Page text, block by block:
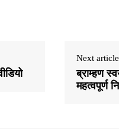
Next article
ब्राम्हण
महत्वपूर्ण